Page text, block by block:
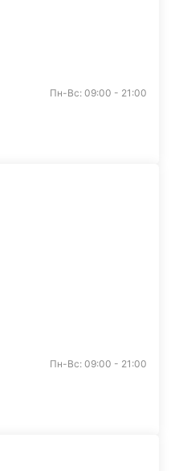
Пн-Вс: 09:00 - 21:00
Пн-Вс: 09:00 - 21:00